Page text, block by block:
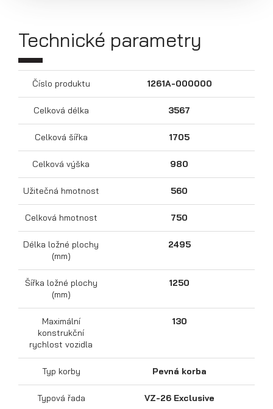
(hliníkové a plechové bočnice)
Přepravníky motocyklů
Technické parametry
Číslo produktu 1261A-000000
Celková délka 3567
Celková šířka 1705
Celková výška 980
Užitečná hmotnost 560
Celková hmotnost 750
Délka ložné plochy
(mm)
2495
Šířka ložné plochy
(mm)
1250
Maximální
konstrukční
rychlost vozidla
130
Typ korby Pevná korba
Typová řada VZ-26 Exclusive